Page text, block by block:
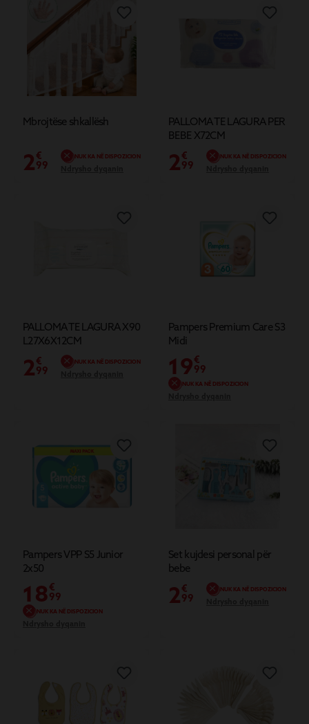
Mbrojtëse shkallësh
2€
99
NUK KA NË DISPOZICION
PALLOMA TE LAGURA PER
BEBE X72CM
2€
99
NUK KA NË DISPOZICION
PALLOMA TE LAGURA X90
L27X6X12CM
2€
99
NUK KA NË DISPOZICION
Pampers Premium Care S3
Midi
19€
99
NUK KA NË DISPOZICION
Pampers VPP S5 Junior
2x50
18€
99
NUK KA NË DISPOZICION
Set kujdesi personal për
bebe
2€
99
NUK KA NË DISPOZICION